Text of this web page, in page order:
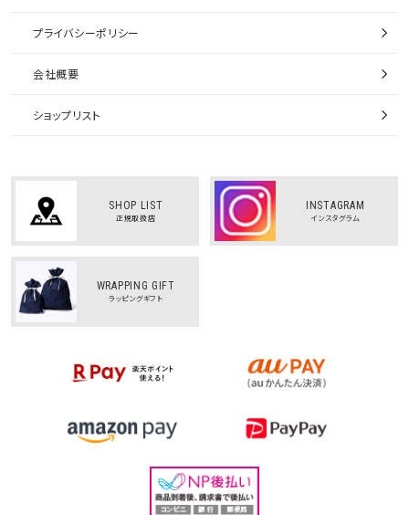
プライバシーポリシー
会社概要
ショップリスト
SHOP LIST
正規取扱店
INSTAGRAM
インスタグラム
WRAPPING GIFT
ラッピングギフト